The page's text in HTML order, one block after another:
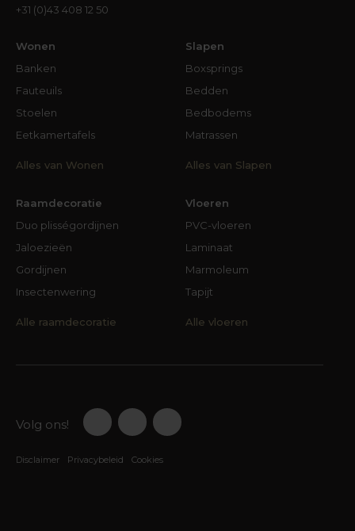
+31 (0)43 408 12 50
Wonen
Banken
Fauteuils
Stoelen
Eetkamertafels
Alles van Wonen
Slapen
Boxsprings
Bedden
Bedbodems
Matrassen
Alles van Slapen
Raamdecoratie
Duo plisségordijnen
Jaloezieën
Gordijnen
Insectenwering
Alle raamdecoratie
Vloeren
PVC-vloeren
Laminaat
Marmoleum
Tapijt
Alle vloeren
Volg ons!
Disclaimer Privacybeleid Cookies